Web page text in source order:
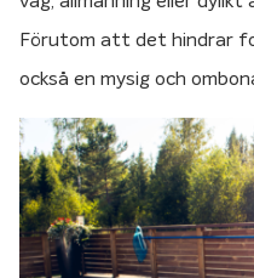
Förutom att det hindrar
också en mysig och